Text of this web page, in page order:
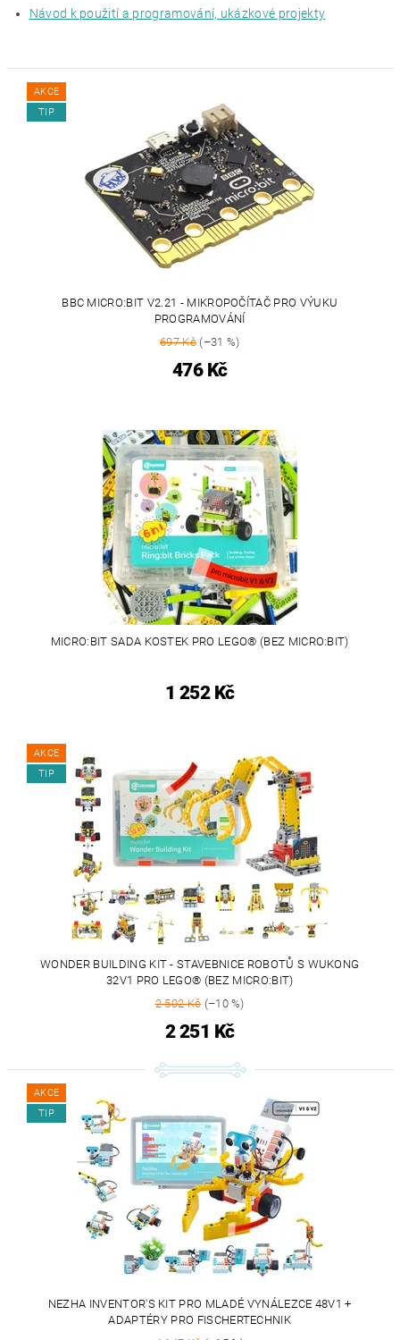
Návod k použití a programování, ukázkové projekty
AKCE
TIP
BBC MICRO:BIT V2.21 - MIKROPOČÍTAČ PRO VÝUKU
PROGRAMOVÁNÍ
697 Kč(–31 %)
476 Kč
MICRO:BIT SADA KOSTEK PRO LEGO® (BEZ MICRO:BIT)
1 252 Kč
AKCE
TIP
WONDER BUILDING KIT - STAVEBNICE ROBOTŮ S WUKONG
32V1 PRO LEGO® (BEZ MICRO:BIT)
2 502 Kč(–10 %)
2 251 Kč
AKCE
TIP
NEZHA INVENTOR'S KIT PRO MLADÉ VYNÁLEZCE 48V1 +
ADAPTÉRY PRO FISCHERTECHNIK